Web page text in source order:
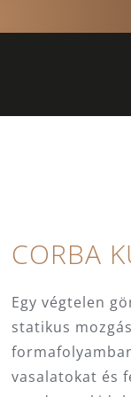
CORBA
Egy végtelen
statikus
vasalatokat és